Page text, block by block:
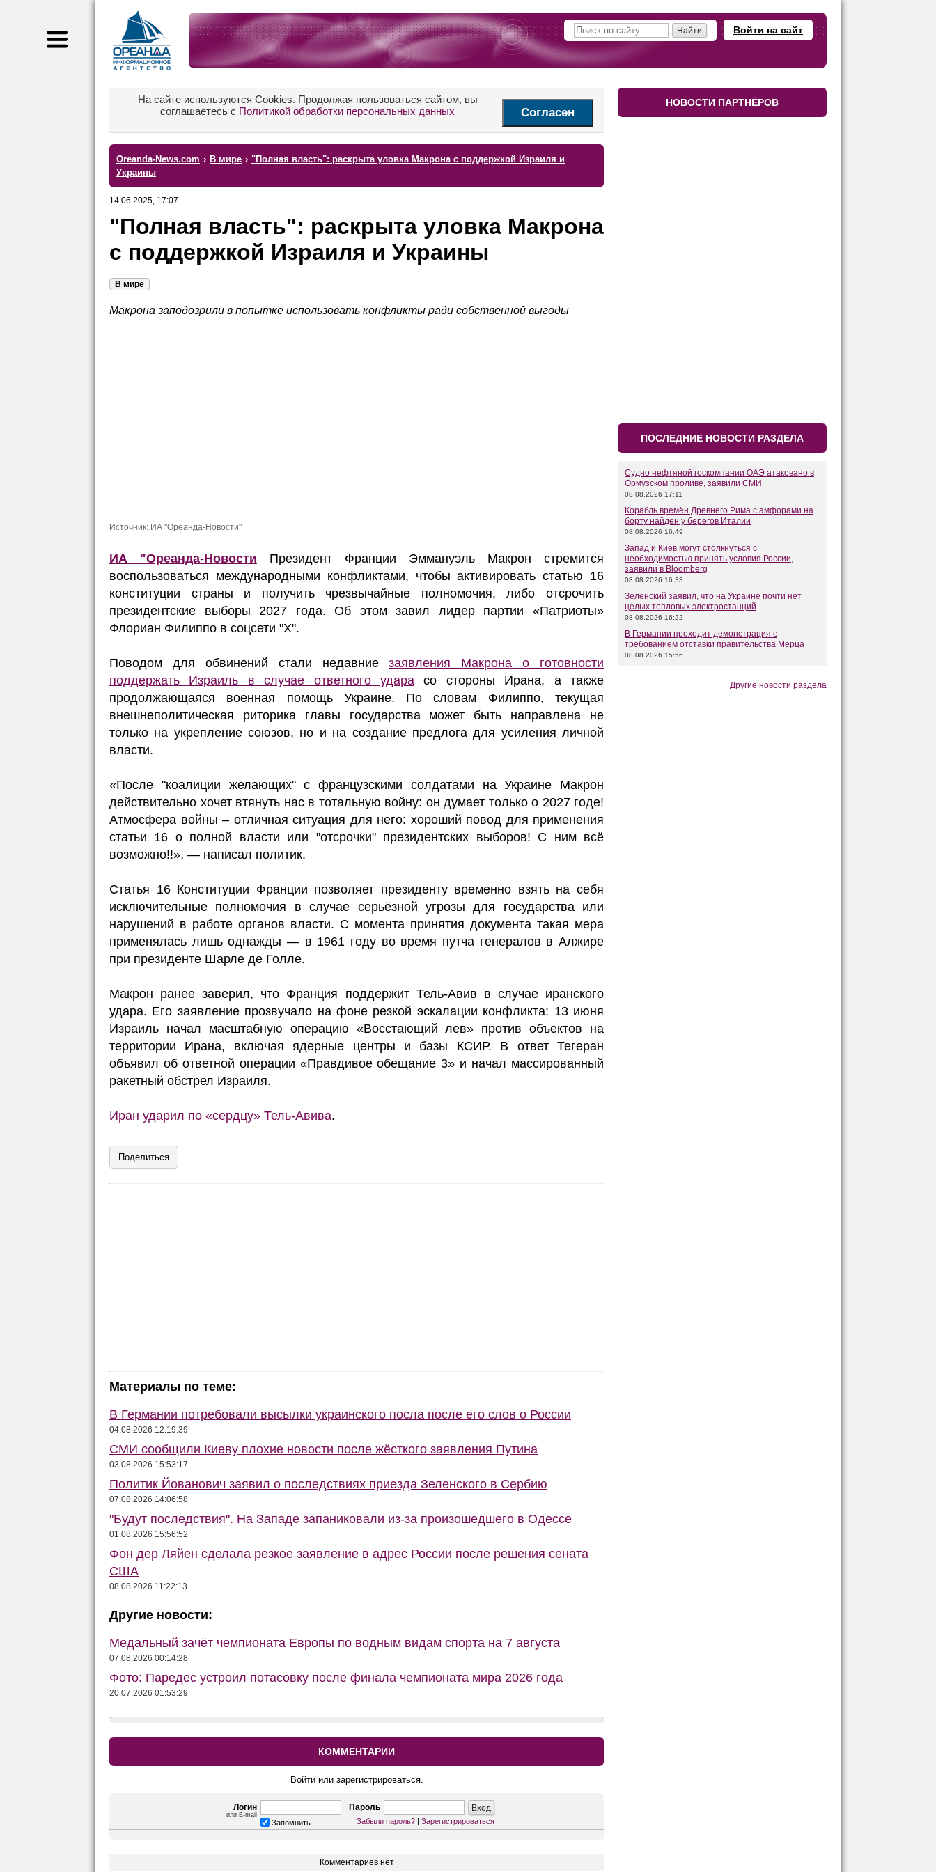
Войти на сайт
На сайте используются Cookies. Продолжая пользоваться сайтом, вы
соглашаетесь с Политикой обработки персональных данных Согласен
Oreanda-News.com › В мире › "Полная власть": раскрыта уловка Макрона с поддержкой Израиля и
Украины
14.06.2025, 17:07
"Полная власть": раскрыта уловка Макрона
с поддержкой Израиля и Украины
В мире
Макрона заподозрили в попытке использовать конфликты ради собственной выгоды
Источник: ИА "Ореанда-Новости"
ИА "Ореанда-Новости Президент Франции Эммануэль Макрон стремится
воспользоваться международными конфликтами, чтобы активировать статью 16
конституции страны и получить чрезвычайные полномочия, либо отсрочить
президентские выборы 2027 года. Об этом завил лидер партии «Патриоты»
Флориан Филиппо в соцсети "X".
Поводом для обвинений стали недавниезаявления Макрона о готовности
поддержать Израиль в случае ответного удара со стороны Ирана, а также
продолжающаяся военная помощь Украине. По словам Филиппо, текущая
внешнеполитическая риторика главы государства может быть направлена не
только на укрепление союзов, но и на создание предлога для усиления личной
власти.
«После "коалиции желающих" с французскими солдатами на Украине Макрон
действительно хочет втянуть нас в тотальную войну: он думает только о 2027 годе!
Атмосфера войны – отличная ситуация для него: хороший повод для применения
статьи 16 о полной власти или "отсрочки" президентских выборов! С ним всё
возможно!!», — написал политик.
Статья 16 Конституции Франции позволяет президенту временно взять на себя
исключительные полномочия в случае серьёзной угрозы для государства или
нарушений в работе органов власти. С момента принятия документа такая мера
применялась лишь однажды — в 1961 году во время путча генералов в Алжире
при президенте Шарле де Голле.
Макрон ранее заверил, что Франция поддержит Тель-Авив в случае иранского
удара. Его заявление прозвучало на фоне резкой эскалации конфликта: 13 июня
Израиль начал масштабную операцию «Восстающий лев» против объектов на
территории Ирана, включая ядерные центры и базы КСИР. В ответ Тегеран
объявил об ответной операции «Правдивое обещание 3» и начал массированный
ракетный обстрел Израиля.
Иран ударил по «сердцу» Тель-Авива.
Поделиться
Материалы по теме:
В Германии потребовали высылки украинского посла после его слов о России
04.08.2026 12:19:39
СМИ сообщили Киеву плохие новости после жёсткого заявления Путина
03.08.2026 15:53:17
Политик Йованович заявил о последствиях приезда Зеленского в Сербию
07.08.2026 14:06:58
"Будут последствия". На Западе запаниковали из-за произошедшего в Одессе
01.08.2026 15:56:52
Фон дер Ляйен сделала резкое заявление в адрес России после решения сената
США
08.08.2026 11:22:13
Другие новости:
Медальный зачёт чемпионата Европы по водным видам спорта на 7 августа
07.08.2026 00:14:28
Фото: Паредес устроил потасовку после финала чемпионата мира 2026 года
20.07.2026 01:53:29
КОММЕНТАРИИ
Войти или зарегистрироваться.
Логин
или E-mail
Пароль
Запомнить Забыли пароль? | Зарегистрироваться
Комментариев нет
НОВОСТИ ПАРТНЁРОВ
ПОСЛЕДНИЕ НОВОСТИ РАЗДЕЛА
Судно нефтяной госкомпании ОАЭ атаковано в
Ормузском проливе, заявили СМИ
08.08.2026 17:11
Корабль времён Древнего Рима с амфорами на
борту найден у берегов Италии
08.08.2026 16:49
Запад и Киев могут столкнуться с
необходимостью принять условия России,
заявили в Bloomberg
08.08.2026 16:33
Зеленский заявил, что на Украине почти нет
целых тепловых электростанций
08.08.2026 16:22
В Германии проходит демонстрация с
требованием отставки правительства Мерца
08.08.2026 15:56
Другие новости раздела